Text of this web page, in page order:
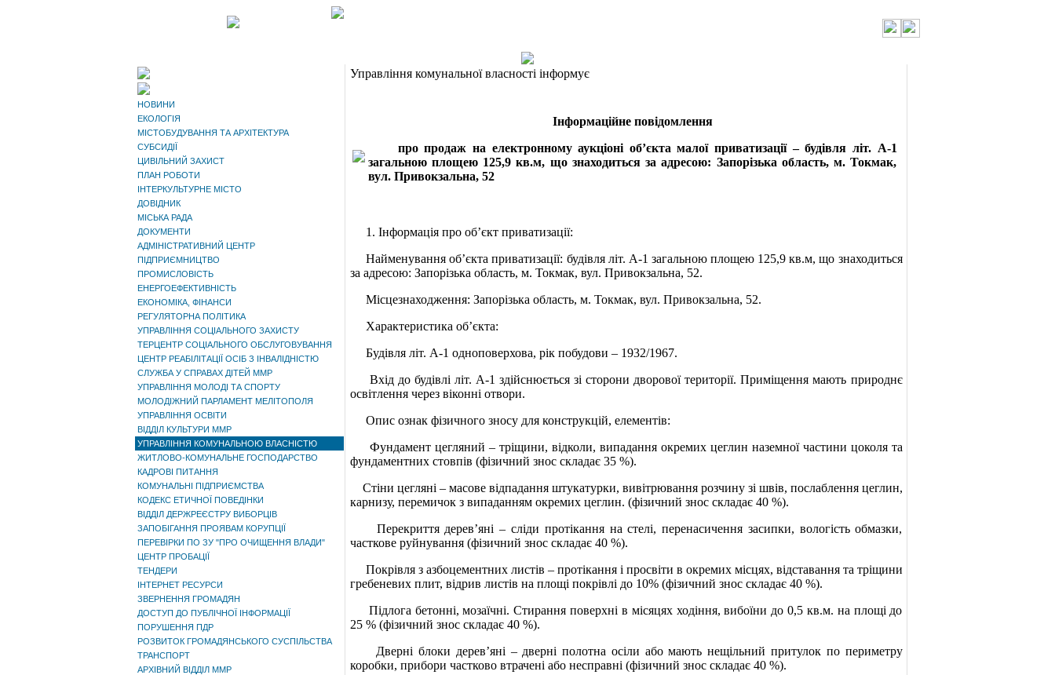
НОВИНИ
ЕКОЛОГІЯ
МІСТОБУДУВАННЯ ТА АРХІТЕКТУРА
СУБСИДІЇ
ЦИВІЛЬНИЙ ЗАХИСТ
ПЛАН РОБОТИ
ІНТЕРКУЛЬТУРНЕ МІСТО
ДОВІДНИК
МІСЬКА РАДА
ДОКУМЕНТИ
АДМІНІСТРАТИВНИЙ ЦЕНТР
ПІДПРИЄМНИЦТВО
ПРОМИСЛОВІСТЬ
ЕНЕРГОЕФЕКТИВНІСТЬ
ЕКОНОМІКА, ФІНАНСИ
РЕГУЛЯТОРНА ПОЛІТИКА
УПРАВЛІННЯ СОЦІАЛЬНОГО ЗАХИСТУ
ТЕРЦЕНТР СОЦІАЛЬНОГО ОБСЛУГОВУВАННЯ
ЦЕНТР РЕАБІЛІТАЦІЇ ОСІБ З ІНВАЛІДНІСТЮ
СЛУЖБА У СПРАВАХ ДІТЕЙ ММР
УПРАВЛІННЯ МОЛОДІ ТА СПОРТУ
МОЛОДІЖНИЙ ПАРЛАМЕНТ МЕЛІТОПОЛЯ
УПРАВЛІННЯ ОСВІТИ
ВІДДІЛ КУЛЬТУРИ ММР
УПРАВЛІННЯ КОМУНАЛЬНОЮ ВЛАСНІСТЮ
ЖИТЛОВО-КОМУНАЛЬНЕ ГОСПОДАРСТВО
КАДРОВІ ПИТАННЯ
КОМУНАЛЬНІ ПІДПРИЄМСТВА
КОДЕКС ЕТИЧНОЇ ПОВЕДІНКИ
ВІДДІЛ ДЕРЖРЕЄСТРУ ВИБОРЦІВ
ЗАПОБІГАННЯ ПРОЯВАМ КОРУПЦІЇ
ПЕРЕВІРКИ ПО ЗУ "ПРО ОЧИЩЕННЯ ВЛАДИ"
ЦЕНТР ПРОБАЦІЇ
ТЕНДЕРИ
ІНТЕРНЕТ РЕСУРСИ
ЗВЕРНЕННЯ ГРОМАДЯН
ДОСТУП ДО ПУБЛІЧНОЇ ІНФОРМАЦІЇ
ПОРУШЕННЯ ПДР
РОЗВИТОК ГРОМАДЯНСЬКОГО СУСПІЛЬСТВА
ТРАНСПОРТ
АРХІВНИЙ ВІДДІЛ ММР
Управління комунальної власності інформує
Інформаційне повідомлення
про продаж на електронному аукціоні об’єкта малої приватизації – будівля літ. А-1
загальною площею 125,9 кв.м, що знаходиться за адресою: Запорізька область, м. Токмак,
вул. Привокзальна, 52
1. Інформація про об’єкт приватизації:
Найменування об’єкта приватизації: будівля літ. А-1 загальною площею 125,9 кв.м, що знаходиться
за адресою: Запорізька область, м. Токмак, вул. Привокзальна, 52.
Місцезнаходження: Запорізька область, м. Токмак, вул. Привокзальна, 52.
Характеристика об’єкта:
Будівля літ. А-1 одноповерхова, рік побудови – 1932/1967.
Вхід до будівлі літ. А-1 здійснюється зі сторони дворової території. Приміщення мають природнє
освітлення через віконні отвори.
Опис ознак фізичного зносу для конструкцій, елементів:
Фундамент цегляний – тріщини, відколи, випадання окремих цеглин наземної частини цоколя та
фундаментних стовпів (фізичний знос складає 35 %).
Стіни цегляні – масове відпадання штукатурки, вивітрювання розчину зі швів, послаблення цеглин,
карнизу, перемичок з випаданням окремих цеглин. (фізичний знос складає 40 %).
Перекриття дерев’яні – сліди протікання на стелі, перенасичення засипки, вологість обмазки,
часткове руйнування (фізичний знос складає 40 %).
Покрівля з азбоцементних листів – протікання і просвіти в окремих місцях, відставання та тріщини
гребеневих плит, відрив листів на площі покрівлі до 10% (фізичний знос складає 40 %).
Підлога бетонні, мозаїчні. Стирання поверхні в місяцях ходіння, вибоїни до 0,5 кв.м. на площі до
25 % (фізичний знос складає 40 %).
Дверні блоки дерев’яні – дверні полотна осіли або мають нещільний притулок по периметру
коробки, прибори частково втрачені або несправні (фізичний знос складає 40 %).